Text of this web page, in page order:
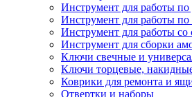
Инструмент для работы по
Инструмент для работы по
Инструмент для работы со
Инструмент для сборки
Ключи свечные и
Ключи торцевые,
Коврики для ремонта и
Отвертки и наборы